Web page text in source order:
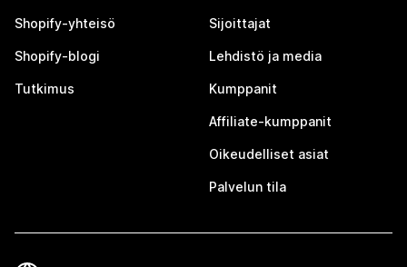
Shopify-yhteisö
Shopify-blogi
Tutkimus
Sijoittajat
Lehdistö ja media
Kumppanit
Affiliate-kumppanit
Oikeudelliset asiat
Palvelun tila